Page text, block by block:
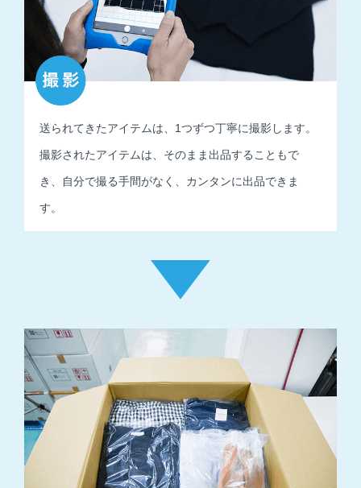
送られてきたアイテムは、1つずつ丁寧に撮影します。
撮影されたアイテムは、そのまま出品することもで
き、 自分で撮る手間がなく、カンタンに出品できま
す。